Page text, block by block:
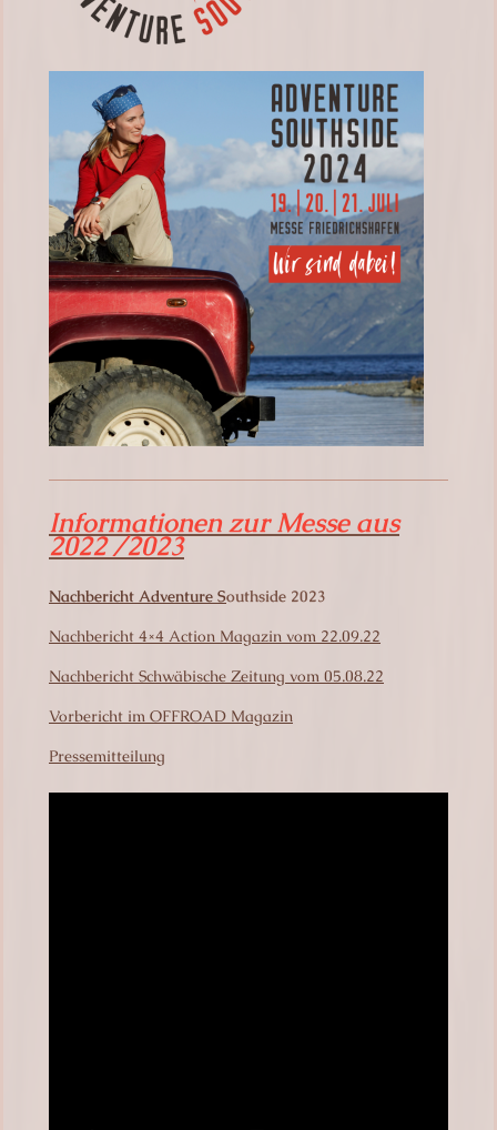
Informationen zur Messe aus
2022 /2023
Nachbericht Adventure Southside 2023
Nachbericht 4×4 Action Magazin vom 22.09.22
Nachbericht Schwäbische Zeitung vom 05.08.22
Vorbericht im OFFROAD Magazin
Pressemitteilung